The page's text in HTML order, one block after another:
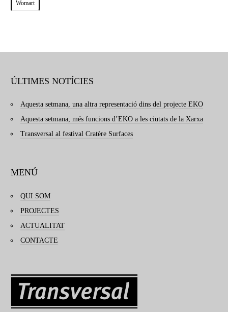
Womart
ÚLTIMES NOTÍCIES
Aquesta setmana, una altra representació dins del projecte EKO
Aquesta setmana, més funcions d’EKO a les ciutats de la Xarxa
Transversal al festival Cratère Surfaces
MENÚ
QUI SOM
PROJECTES
ACTUALITAT
CONTACTE